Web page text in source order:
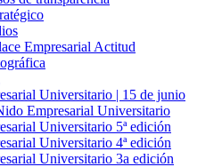
Empresarial Actitud
Universitario | 15 de junio
Empresarial Universitario
Universitario 5ª edición
Universitario 4ª edición
Universitario 3a edición